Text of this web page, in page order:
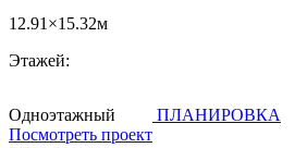
12.91×15.32м
Этажей:
Одноэтажный
ПЛАНИРОВКА
Посмотреть проект